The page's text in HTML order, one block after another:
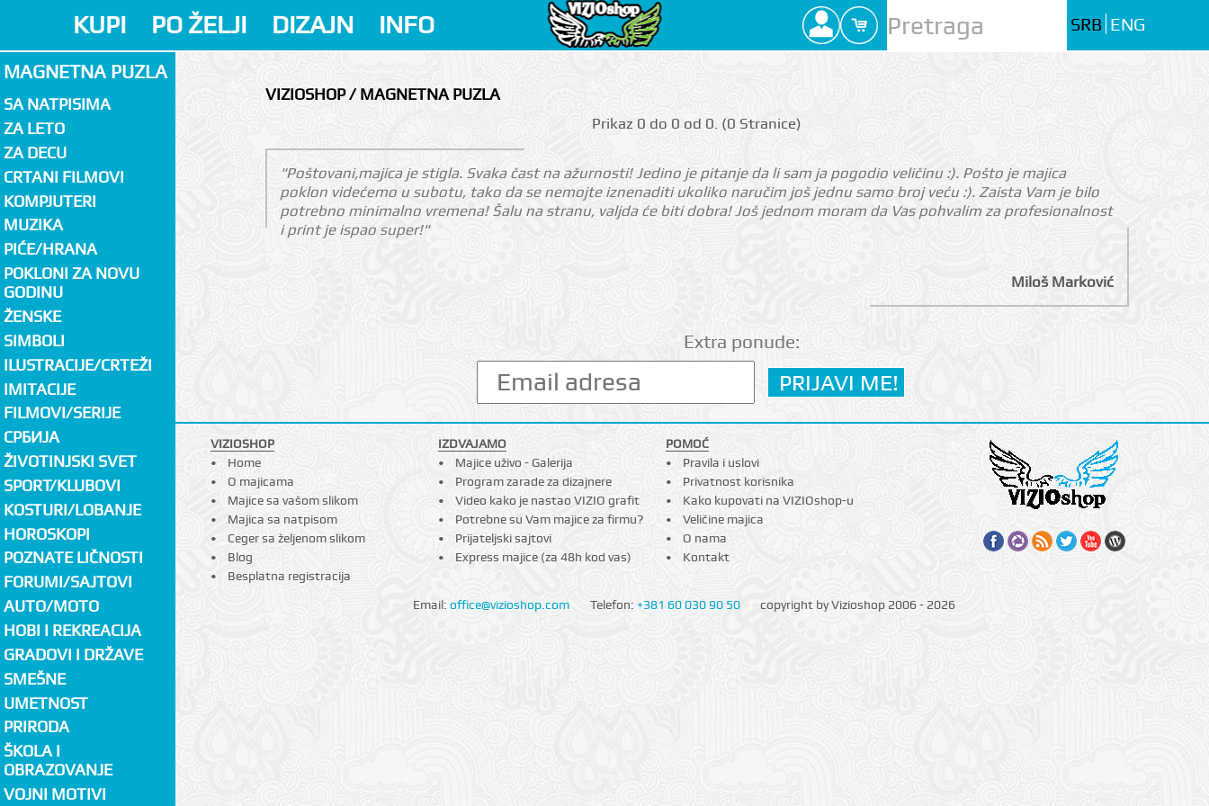
KUPI PO ŽELJI DIZAJN INFO SRB ENG
MAGNETNA PUZLA
SA NATPISIMA
ZA LETO
ZA DECU
CRTANI FILMOVI
KOMPJUTERI
MUZIKA
PIĆE/HRANA
POKLONI ZA NOVU
GODINU
ŽENSKE
SIMBOLI
ILUSTRACIJE/CRTEŽI
IMITACIJE
FILMOVI/SERIJE
СРБИЈА
ŽIVOTINJSKI SVET
SPORT/KLUBOVI
KOSTURI/LOBANJE
HOROSKOPI
POZNATE LIČNOSTI
FORUMI/SAJTOVI
AUTO/MOTO
HOBI I REKREACIJA
GRADOVI I DRŽAVE
SMEŠNE
UMETNOST
PRIRODA
ŠKOLA I
OBRAZOVANJE
VOJNI MOTIVI
VIZIOSHOP / MAGNETNA PUZLA
Prikаz 0 do 0 оd 0. (0 Strаnicе)
"Poštovani,majica je stigla. Svaka čast na ažurnosti! Jedino je pitanje da li sam ja pogodio veličinu :). Pošto je majica
poklon videćemo u subotu, tako da se nemojte iznenaditi ukoliko naručim još jednu samo broj veću :). Zaista Vam je bilo
potrebno minimalno vremena! Šalu na stranu, valjda će biti dobra! Još jednom moram da Vas pohvalim za profesionalnost
i print je ispao super!"
Miloš Marković
Extra ponude:
VIZIOSHOP
Home
O majicama
Majice sa vašom slikom
Majica sa natpisom
Ceger sa željenom slikom
Blog
Besplatna registracija
IZDVAJAMO
Majice uživo - Galerija
Program zarade za dizajnere
Video kako je nastao VIZIO grafit
Potrebne su Vam majice za firmu?
Prijateljski sajtovi
Express majice (za 48h kod vas)
POMOĆ
Pravila i uslovi
Privatnost korisnika
Kako kupovati na VIZIOshop-u
Veličine majica
O nama
Kontakt
Email: office@vizioshop.com Telefon: +381 60 030 90 50 copyright by Vizioshop 2006 - 2026